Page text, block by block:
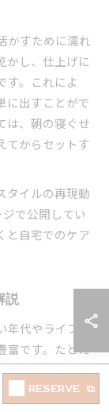
かすために濡れ
かし、仕上げに
す。これによ
に出すことがで
は、朝の寝ぐせ
てからセットす
タイルの再現動
で公開してい
と自宅でのケア
説
年代やライフス
富です。たとえ
無造作パーマが
トパーマやゆる
RESERVE